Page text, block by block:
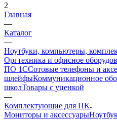
2
Главная
—
Каталог
—
Ноутбуки, компьютеры,
Оргтехника и офисное
ПО 1ССотовые телефоны и
шлейфыКоммуникационное
школТовары с уценкой
—
Комплектующие для ПК
Мониторы и аксессуары